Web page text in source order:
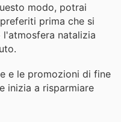
modo, potrai
prima che si
natalizia
e le promozioni di fine
inizia a risparmiare